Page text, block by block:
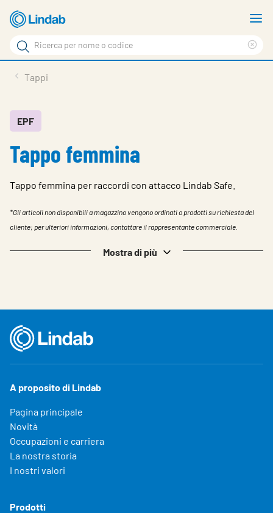
Log
visionare
Cerca
Cerca
Su Lindab
Su Tecnovent
Log in
Scegliere la lingua
Tappi
EPF
Tappo femmina
Tappo femmina per raccordi con attacco Lindab Safe.
*Gli articoli non disponibili a magazzino vengono ordinati o prodotti su richiesta del
cliente; per ulteriori informazioni, contattare il rappresentante commerciale.
Mostra di più
A proposito di Lindab
Pagina principale
Novità
Occupazioni e carriera
La nostra storia
I nostri valori
Prodotti